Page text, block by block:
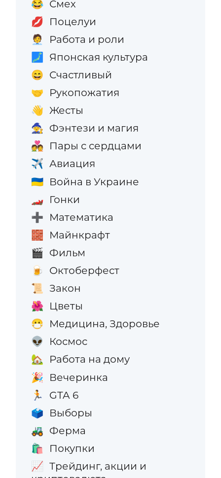
😂 Смех
💋 Поцелуи
🧑‍💼 Работа и роли
🗾 Японская культура
😄 Счастливый
🤝 Рукопожатия
👋 Жесты
🧙 Фэнтези и магия
💑 Пары с сердцами
✈️ Авиация
🇺🇦 Война в Украине
🏎️ Гонки
➕ Математика
🧱 Майнкрафт
🎬 Фильм
🍺 Октоберфест
📜 Закон
🌺 Цветы
😷 Медицина, Здоровье
👽 Космос
🏡 Работа на дому
🎉 Вечеринка
🏃 GTA 6
🗳️ Выборы
🚜 Ферма
🛍️ Покупки
📈 Трейдинг, акции и